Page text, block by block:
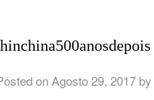
onAgosto 29, 2017 by